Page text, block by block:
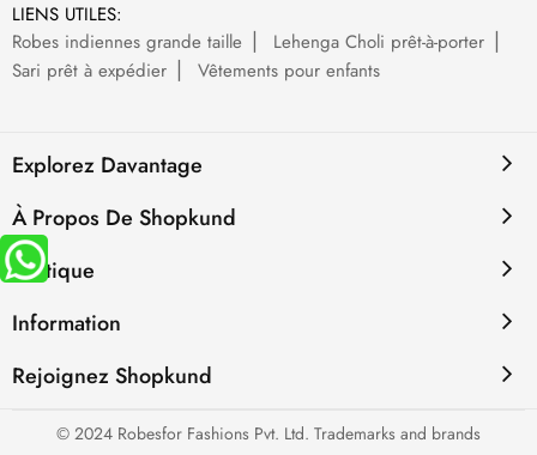
LIENS UTILES:
Robes indiennes grande taille
Lehenga Choli prêt-à-porter
Sari prêt à expédier
Vêtements pour enfants
Explorez Davantage
À Propos De Shopkund
Politique
Information
Rejoignez Shopkund
© 2024 Robesfor Fashions Pvt. Ltd. Trademarks and brands